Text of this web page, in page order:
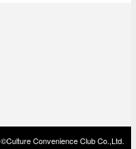
©Culture Convenience Club Co.,Ltd.